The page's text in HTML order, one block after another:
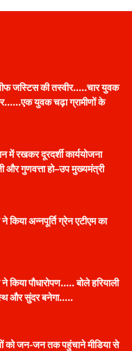
जस्टिस की तस्वीर…..चार युवक
युवक चढ़ा ग्रामीणों के
में रखकर दूरदर्शी कार्ययोजना
और गुणवत्ता हो–उप मुख्यमंत्री
अन्नपूर्ति ग्रेन एटीएम का
पौधारोपण….. बोले हरियाली
और सुंदर बनेगा…..
को जन-जन तक पहुंचाने मीडिया से